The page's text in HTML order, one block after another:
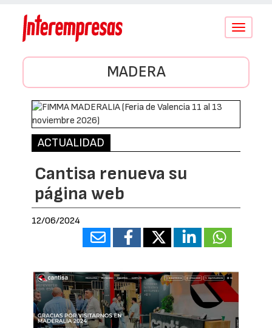
Conmutar
MADERA
ACTUALIDAD
Cantisa renueva su
página web
12/06/2024